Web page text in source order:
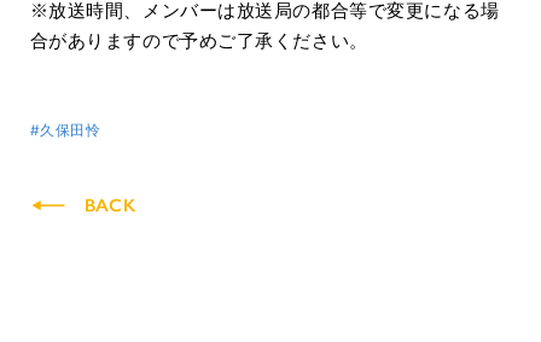
※放送時間、メンバーは放送局の都合等で変更になる場
合がありますので予めご了承ください。
#久保田怜
BACK